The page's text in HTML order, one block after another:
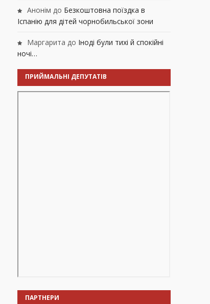
Анонім до Безкоштовна поїздка в
Іспанію для дітей чорнобильської зони
Маргарита до Іноді були тихі й спокійні
ночі…
ПРИЙМАЛЬНІ ДЕПУТАТІВ
ПАРТНЕРИ